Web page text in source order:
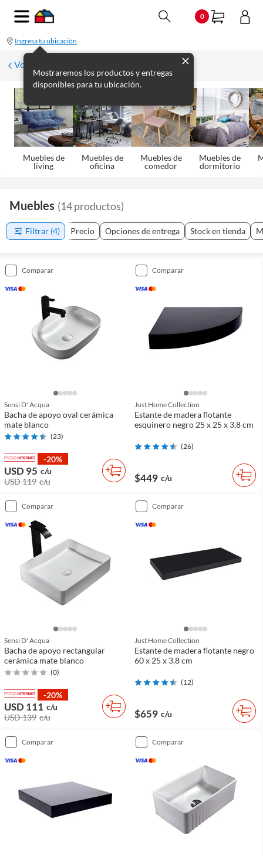
0
Ingresa tu ubicación
Mostraremos los productos y entregas
disponibles para tu ubicación.
Volver
Muebles de
living
Muebles de
oficina
Muebles de
comedor
Muebles de
dormitorio
Muebles (14productos)
Filtrar (4) Precio Opciones de entrega Stock en tienda
comparar
Sensi D' Acqua
Bacha de apoyo oval cerámica
mate blanco
(23)
-20%
USD 95 c/u
USD 119 c/u
comparar
Just Home Collection
Estante de madera flotante
esquinero negro 25 x 25 x 3,8 cm
(26)
$449 c/u
comparar
Sensi D' Acqua
Bacha de apoyo rectangular
cerámica mate blanco
(0)
-20%
USD 111 c/u
USD 139 c/u
comparar
Just Home Collection
Estante de madera flotante negro
60 x 25 x 3,8 cm
(12)
$659 c/u
comparar comparar